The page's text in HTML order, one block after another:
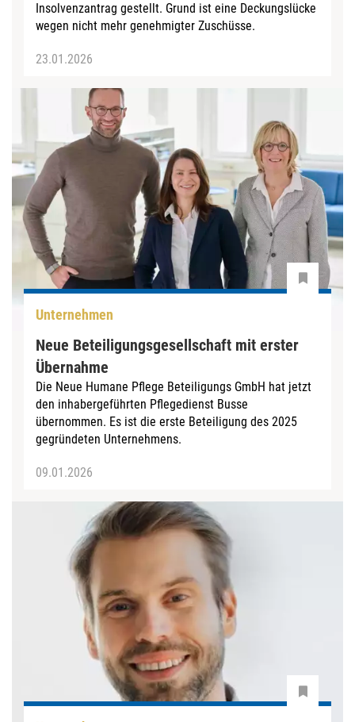
Insolvenzantrag gestellt. Grund ist eine Deckungslücke
wegen nicht mehr genehmigter Zuschüsse.
23.01.2026
Unternehmen
Neue Beteiligungsgesellschaft mit erster
Übernahme
Die Neue Humane Pflege Beteiligungs GmbH hat jetzt
den inhabergeführten Pflegedienst Busse
übernommen. Es ist die erste Beteiligung des 2025
gegründeten Unternehmens.
09.01.2026